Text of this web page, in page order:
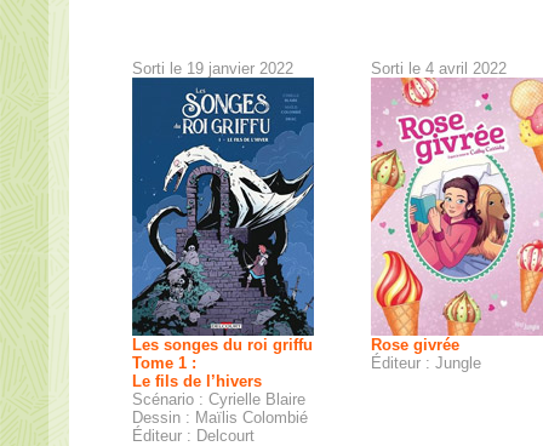
Sorti le 19 janvier 2022
Les songes du roi griffu
Tome 1 :
Le fils de l’hivers
Scénario : Cyrielle Blaire
Dessin : Maïlis Colombié
Éditeur : Delcourt
Sorti le 4 avril 2022
Rose givrée
Éditeur : Jungle